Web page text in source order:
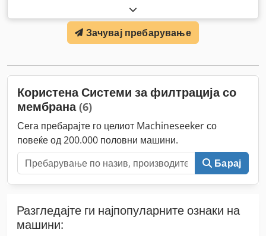
Зачувај пребарување
Користена Системи за филтрација со
мембрана(6)
Сега пребарајте го целиот Machineseeker со
повеќе од 200.000 половни машини.
Барај
Разгледајте ги најпопуларните ознаки на
машини: